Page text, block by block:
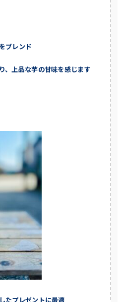
ブレンド
、上品な芋の甘味を感じます
たプレゼントに最適